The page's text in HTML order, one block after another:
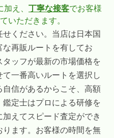
加え、 丁寧な接客でお客様
いただきます。
ください。当店は日本国
再販ルートを有してお
タッフが最新の市場価格を
一番高いルートを選択し
信があるからこそ、高額
定士はプロによる研修を
えてスピード査定ができ
ます。お客様の時間を無